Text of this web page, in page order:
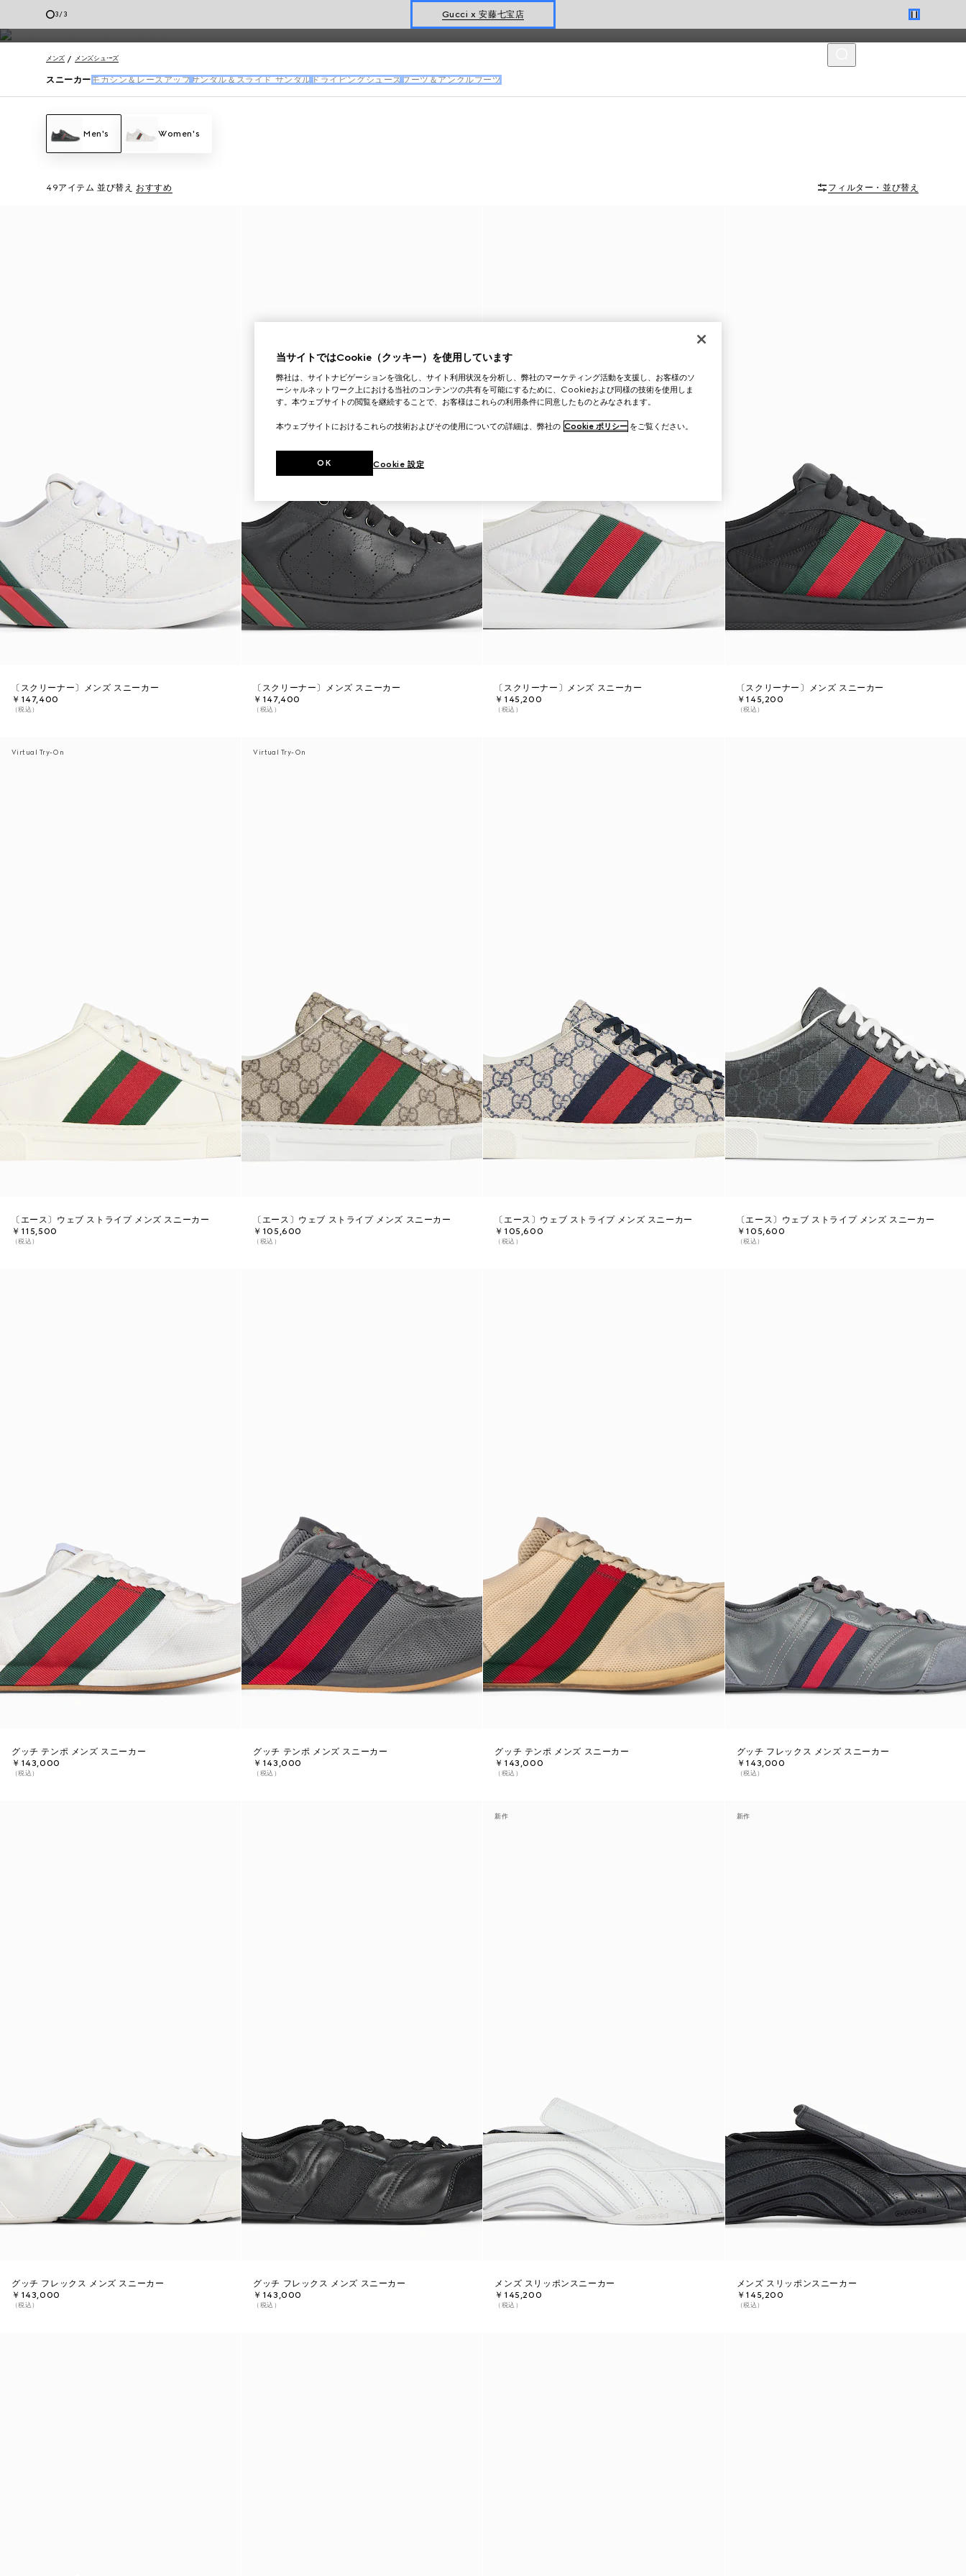
1/3 オンライン限定 〔GGマーモント〕
クライアントサービス
ットのデザインを取り揃えています。
メンズ メンズシューズ
スニーカー モカシン＆レースアップ サンダル＆スライド サンダル ドライビングシューズ ブーツ＆アンクルブーツ
Men's Women's
49アイテム 並び替え おすすめ フィルター・並び替え
〔スクリーナー〕メンズ スニーカー
￥147,400
（税込）
〔スクリーナー〕メンズ スニーカー
￥147,400
（税込）
〔スクリーナー〕メンズ スニーカー
￥145,200
（税込）
〔スクリーナー〕メンズ スニーカー
￥145,200
（税込）
Virtual Try-On
〔エース〕ウェブ ストライプ メンズ スニーカー
￥115,500
（税込）
Virtual Try-On
〔エース〕ウェブ ストライプ メンズ スニーカー
￥105,600
（税込）
〔エース〕ウェブ ストライプ メンズ スニーカー
￥105,600
（税込）
〔エース〕ウェブ ストライプ メンズ スニーカー
￥105,600
（税込）
グッチ テンポ メンズ スニーカー
￥143,000
（税込）
グッチ テンポ メンズ スニーカー
￥143,000
（税込）
グッチ テンポ メンズ スニーカー
￥143,000
（税込）
グッチ フレックス メンズ スニーカー
￥143,000
（税込）
グッチ フレックス メンズ スニーカー
￥143,000
（税込）
グッチ フレックス メンズ スニーカー
￥143,000
（税込）
新作
メンズ スリッポンスニーカー
￥145,200
（税込）
新作
メンズ スリッポンスニーカー
￥145,200
（税込）
当サイトではCookie（クッキー）を使用しています
弊社は、サイトナビゲーションを強化し、サイト利用状況を分析し、弊社のマーケティング活動を支援し、お客様のソ
ーシャルネットワーク上における当社のコンテンツの共有を可能にするために、Cookieおよび同様の技術を使用しま
す。本ウェブサイトの閲覧を継続することで、お客様はこれらの利用条件に同意したものとみなされます。
本ウェブサイトにおけるこれらの技術およびその使用についての詳細は、弊社の Cookie ポリシー をご覧ください。
Cookie 設定
OK